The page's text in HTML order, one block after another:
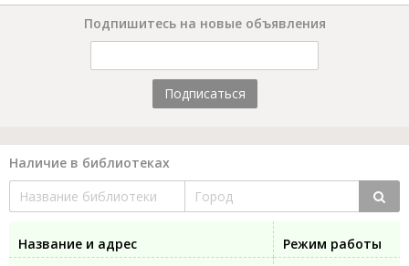
Подпишитесь на новые объявления
Подписаться
Наличие в библиотеках
Название и адрес
Режим работы